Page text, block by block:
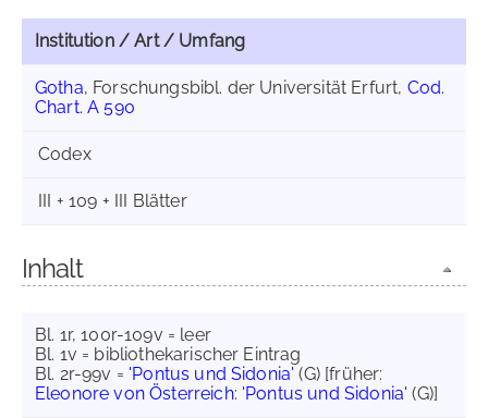
Institution / Art / Umfang
Gotha, Forschungsbibl. der Universität Erfurt, Cod.
Chart. A 590
Codex
III + 109 + III Blätter
Inhalt
Bl. 1r, 100r-109v = leer
Bl. 1v = bibliothekarischer Eintrag
Bl. 2r-99v = 'Pontus und Sidonia' (G) [früher:
Eleonore von Österreich: 'Pontus und Sidonia' (G)]